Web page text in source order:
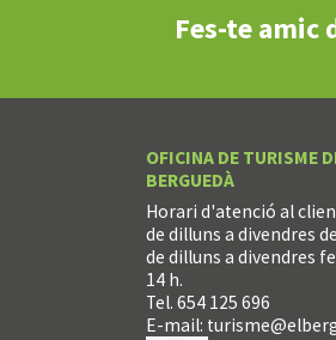
Fes-te amic
OFICINA DE TURISME
BERGUEDÀ
Horari d'atenció al
de dilluns a divendres
de dilluns a divendres
14 h.
Tel. 654 125 696
E-mail: